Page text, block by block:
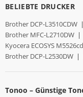
BELIEBTE DRUCKER
Brother DCP-L3510CDW |
Brother MFC-L2710DW |
Kyocera ECOSYS
Brother DCP-L2530DW |
Tonoo – Günstige